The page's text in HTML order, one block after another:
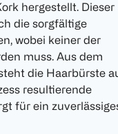
hergestellt. Dieser
die sorgfältige
wobei keiner der
muss. Aus dem
die Haarbürste
resultierende
für ein